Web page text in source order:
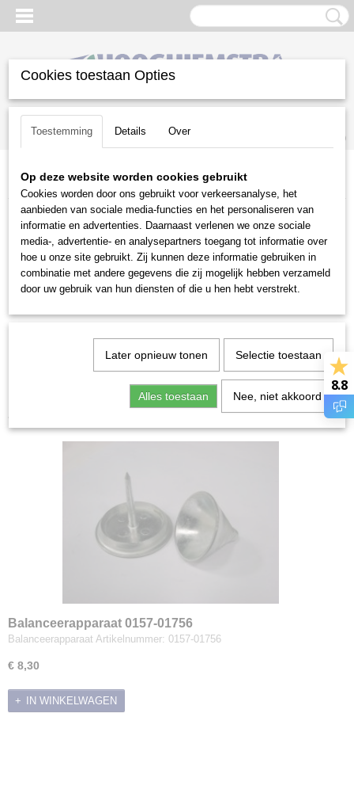
Inloggen Registreren
(0)
Home >Diversen>Onderdelen>Snellopend>
Diversen
Aggregaten
Brandstoffen
Handschoenen
Stihl onderdelen
Husqvarna onderdelen
Briggs and Stratton onderdelen
Castelgarden onderdelen
Stiga onderdelen
Kohler onderdelen
Sorteer op:
Balanceerapparaat 0157-01756
Balanceerapparaat Artikelnummer: 0157-01756
€ 8,30
IN WINKELWAGEN
8.8
Cookies toestaan Opties
Toestemming Details Over
Op deze website worden cookies gebruikt
Cookies worden door ons gebruikt voor verkeersanalyse, het
aanbieden van sociale media-functies en het personaliseren van
informatie en advertenties. Daarnaast verlenen we onze sociale
media-, advertentie- en analysepartners toegang tot informatie over
hoe u onze site gebruikt. Zij kunnen deze informatie gebruiken in
combinatie met andere gegevens die zij mogelijk hebben verzameld
door uw gebruik van hun diensten of die u hen hebt verstrekt.
Later opnieuw tonen Selectie toestaan
Alles toestaan Nee, niet akkoord